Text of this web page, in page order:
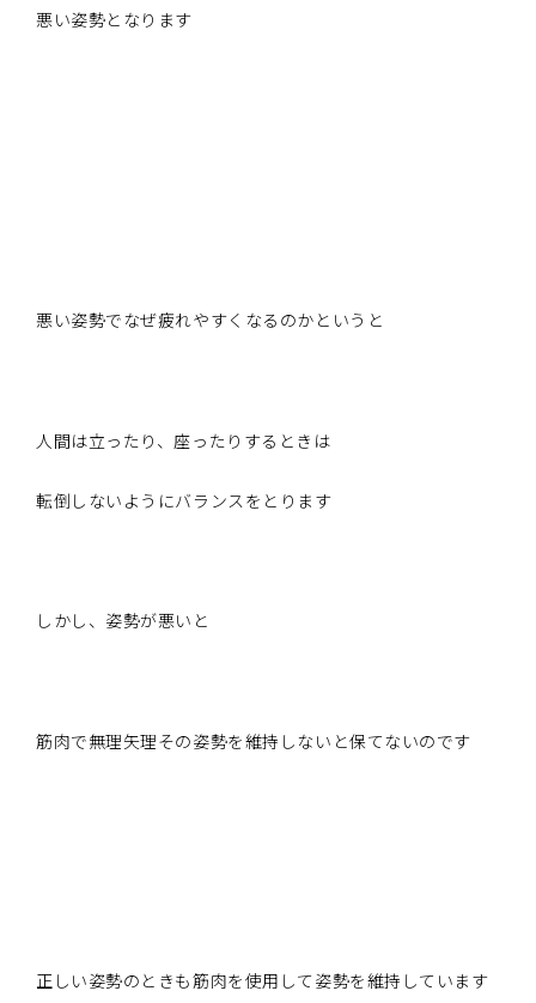
悪い姿勢となります
悪い姿勢でなぜ疲れやすくなるのかというと
人間は立ったり、座ったりするときは
転倒しないようにバランスをとります
しかし、姿勢が悪いと
筋肉で無理矢理その姿勢を維持しないと保てないのです
正しい姿勢のときも筋肉を使用して姿勢を維持しています